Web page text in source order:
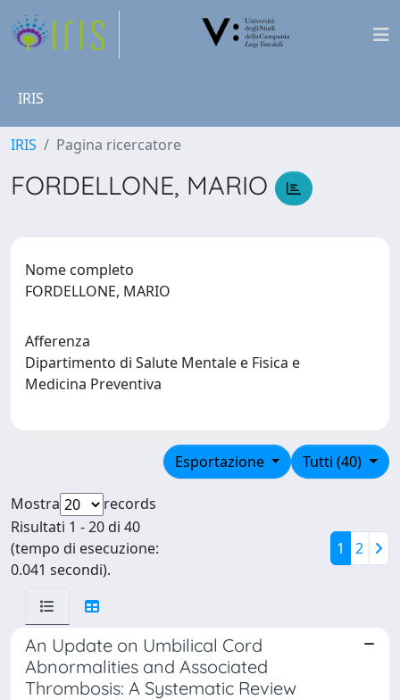
IRIS
IRIS Pagina ricercatore
FORDELLONE, MARIO
Nome completo
FORDELLONE, MARIO
Afferenza
Dipartimento di Salute Mentale e Fisica e
Medicina Preventiva
Tutti (40)
Esportazione
Mostra
records
Risultati 1 - 20 di 40
(tempo di esecuzione:
0.041 secondi).
1 2
An Update on Umbilical Cord
Abnormalities and Associated
Thrombosis: A Systematic Review